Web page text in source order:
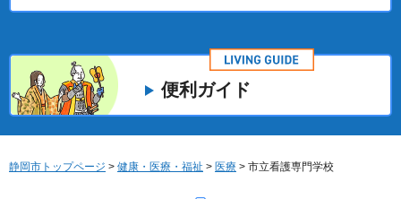
便利ガイド
静岡市トップページ > 健康・医療・福祉 > 医療 > 市立看護専門学校